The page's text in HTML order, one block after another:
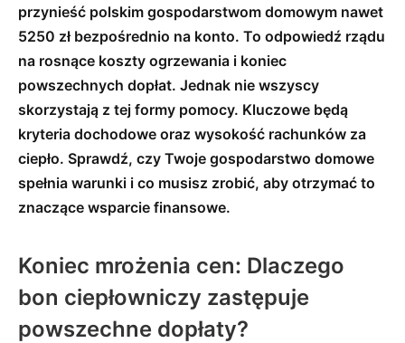
przynieść polskim gospodarstwom domowym nawet
5250 zł bezpośrednio na konto. To odpowiedź rządu
na rosnące koszty ogrzewania i koniec
powszechnych dopłat. Jednak nie wszyscy
skorzystają z tej formy pomocy. Kluczowe będą
kryteria dochodowe oraz wysokość rachunków za
ciepło. Sprawdź, czy Twoje gospodarstwo domowe
spełnia warunki i co musisz zrobić, aby otrzymać to
znaczące wsparcie finansowe.
Koniec mrożenia cen: Dlaczego
bon ciepłowniczy zastępuje
powszechne dopłaty?